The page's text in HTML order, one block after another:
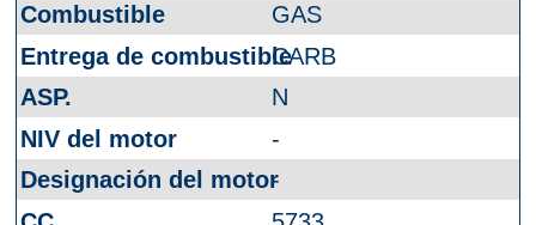
GAS
CARB
N
-
-